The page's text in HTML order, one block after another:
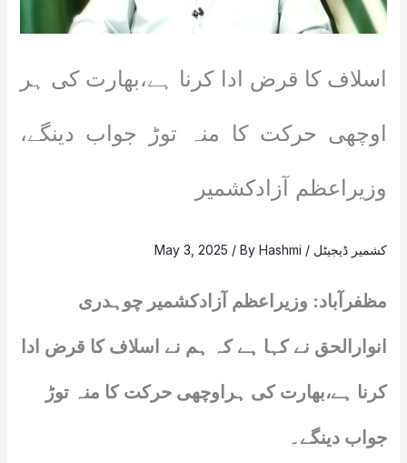
اسلاف کا قرض ادا کرنا ہے،بھارت کی ہر
اوچھی حرکت کا منہ توڑ جواب دینگے،
وزیراعظم آزادکشمیر
کشمیر ڈیجیٹل /
May 3, 2025 / ByHashmi
مظفرآباد: وزیراعظم آزادکشمیر چوہدری
انوارالحق نے کہا ہے کہ ہم نے اسلاف کا قرض ادا
کرنا ہے،بھارت کی ہراوچھی حرکت کا منہ توڑ
جواب دینگے۔